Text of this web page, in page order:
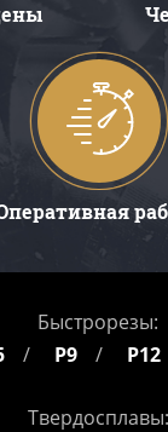
Быстрорезы:
Р9 Р12
Твердосплавы: